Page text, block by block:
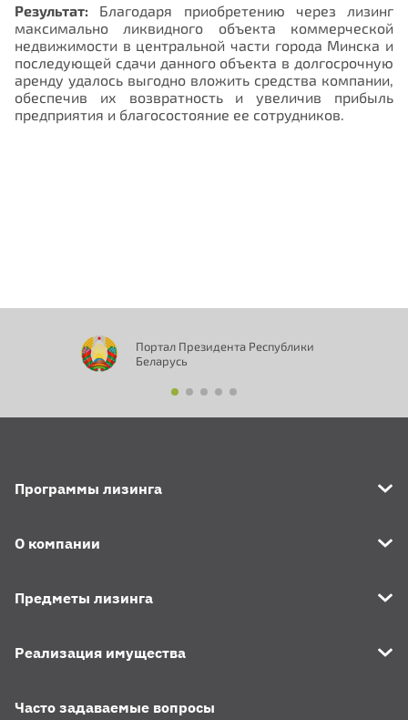
Результат: Благодаря приобретению через лизинг
максимально ликвидного объекта коммерческой
недвижимости в центральной части города Минска и
последующей сдачи данного объекта в долгосрочную
аренду удалось выгодно вложить средства компании,
обеспечив их возвратность и увеличив прибыль
предприятия и благосостояние ее сотрудников.
Портал Президента Республики
Беларусь
Программы лизинга
О компании
Предметы лизинга
Реализация имущества
Часто задаваемые вопросы